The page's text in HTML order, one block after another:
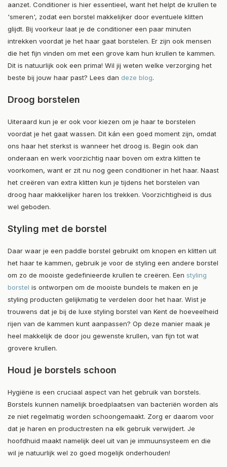
aanzet. Conditioner is hier essentieel, want het helpt de krullen te
'smeren', zodat een borstel makkelijker door eventuele klitten
glijdt. Bij voorkeur laat je de conditioner een paar minuten
intrekken voordat je het haar gaat borstelen. Er zijn ook mensen
die het fijn vinden om met een grove kam hun krullen te kammen.
Dit is natuurlijk ook een prima! Wil jij weten welke verzorging het
beste bij jouw haar past? Lees dan deze blog.
Droog borstelen
Uiteraard kun je er ook voor kiezen om je haar te borstelen
voordat je het gaat wassen. Dit kán een goed moment zijn, omdat
ons haar het sterkst is wanneer het droog is. Begin ook dan
onderaan en werk voorzichtig naar boven om extra klitten te
voorkomen, want er zit nu nog geen conditioner in het haar. Naast
het creëren van extra klitten kun je tijdens het borstelen van
droog haar makkelijker haren los trekken. Voorzichtigheid is dus
wel geboden.
Styling met de borstel
Daar waar je een paddle borstel gebruikt om knopen en klitten uit
het haar te kammen, gebruik je voor de styling een andere borstel
om zo de mooiste gedefinieerde krullen te creëren. Een styling
borstel is ontworpen om de mooiste bundels te maken en je
styling producten gelijkmatig te verdelen door het haar. Wist je
trouwens dat je bij de luxe styling borstel van Kent de hoeveelheid
rijen van de kammen kunt aanpassen? Op deze manier maak je
heel makkelijk de door jou gewenste krullen, van fijn tot wat
grovere krullen.
Houd je borstels schoon
Hygiëne is een cruciaal aspect van het gebruik van borstels.
Borstels kunnen namelijk broedplaatsen van bacteriën worden als
ze niet regelmatig worden schoongemaakt. Zorg er daarom voor
dat je haren en productresten na elk gebruik verwijdert. Je
hoofdhuid maakt namelijk deel uit van je immuunsysteem en die
wil je natuurlijk wel zo goed mogelijk onderhouden!